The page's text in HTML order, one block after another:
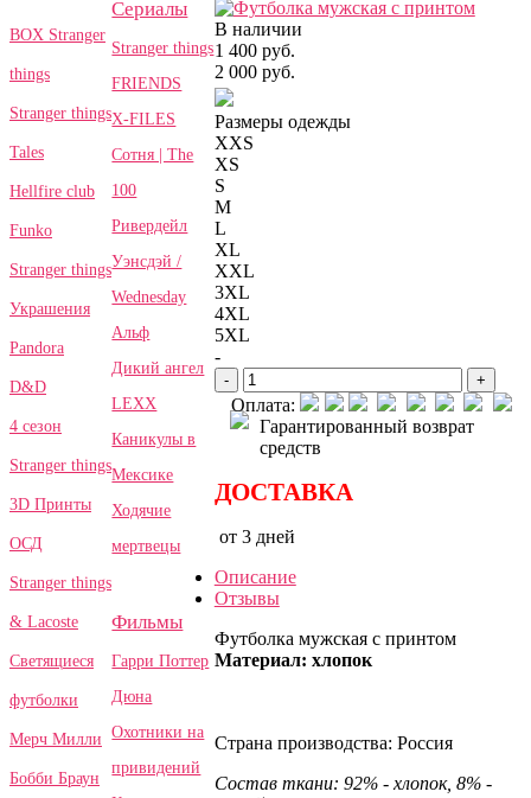
BOX Stranger
things
Stranger things
Tales
Hellfire club
Funko
Stranger things
Украшения
Pandora
D&D
4 сезон
Stranger things
3D Принты
ОСД
Stranger things
& Lacoste
Светящиеся
футболки
Мерч Милли
Бобби Браун
Сериалы
Stranger things
FRIENDS
X-FILES
Сотня | The
100
Ривердейл
Уэнсдэй /
Wednesday
Альф
Дикий ангел
LEXX
Каникулы в
Мексике
Ходячие
мертвецы
Фильмы
Гарри Поттер
Дюна
Охотники на
привидений
В наличии
1 400 руб.
2 000 руб.
Размеры одежды
XXS
XS
S
M
L
XL
XXL
3XL
4XL
5XL
-
- +
Оплата:
Гарантированный возврат
средств
ДОСТАВКА
от 3 дней
Описание
Отзывы
Футболка мужская с принтом
Материал: хлопок
Страна производства: Россия
Состав ткани: 92% - хлопок, 8% -